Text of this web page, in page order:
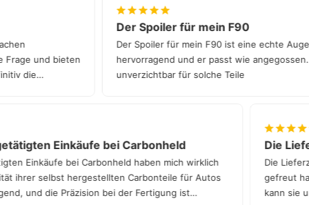
Frage und bieten
die
Der Spoiler für mein F90
Der Spoiler für mein F90 ist eine echte
hervorragend und er passt wie
unverzichtbar für solche Teile
Einkäufe bei Carbonheld
Einkäufe bei Carbonheld haben mich wirklich
ihrer selbst hergestellten Carbonteile für Autos
und die Präzision bei der Fertigung ist
Die
Die
gefreut
kann sie